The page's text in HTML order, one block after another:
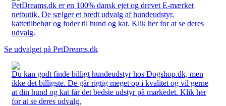
PetDreams.dk er en 100% dansk ejet og drevet E-mærket
netbutik. De sælger et bredt udvalg af hundeudstyr,
kattetilbehør og foder til hund og kat. Klik her for at se deres
udvalg.
Se udvalget på PetDreams.dk
Du kan godt finde billigt hundeudstyr hos Dogshop.dk, men
ikke det billigste. De går rigtig meget op i kvalitet og vil gerne
at din hund og kat får det bedste udstyr på markedet. Klik her
for at se deres udvalg.